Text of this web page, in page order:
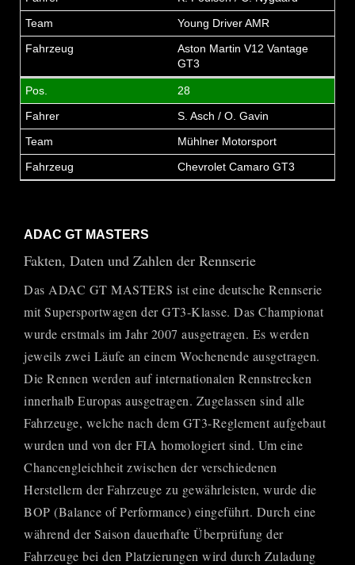
Young Driver AMR
Aston Martin V12 Vantage
GT3
28
S. Asch / O. Gavin
Mühlner Motorsport
Chevrolet Camaro GT3
ADAC GT MASTERS
Fakten, Daten und Zahlen der Rennserie
Das ADAC GT MASTERS ist eine deutsche Rennserie
mit Supersportwagen der GT3-Klasse. Das Championat
wurde erstmals im Jahr 2007 ausgetragen. Es werden
jeweils zwei Läufe an einem Wochenende ausgetragen.
Die Rennen werden auf internationalen Rennstrecken
innerhalb Europas ausgetragen. Zugelassen sind alle
Fahrzeuge, welche nach dem GT3-Reglement aufgebaut
wurden und von der FIA homologiert sind. Um eine
Chancengleichheit zwischen der verschiedenen
Herstellern der Fahrzeuge zu gewährleisten, wurde die
BOP (Balance of Performance) eingeführt. Durch eine
während der Saison dauerhafte Überprüfung der
Fahrzeuge bei den Platzierungen wird durch Zuladung